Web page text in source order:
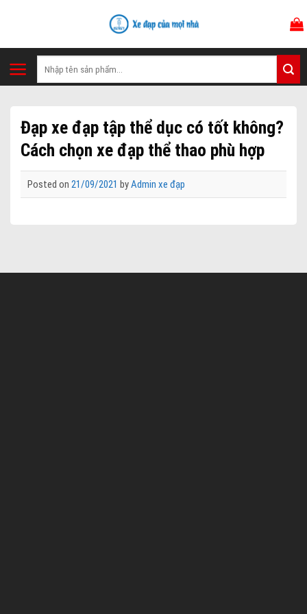
Tìm
kiếm:
Đạp xe đạp tập thể dục có tốt không?
Cách chọn xe đạp thể thao phù hợp
Posted on 21/09/2021 byAdmin xe đạp